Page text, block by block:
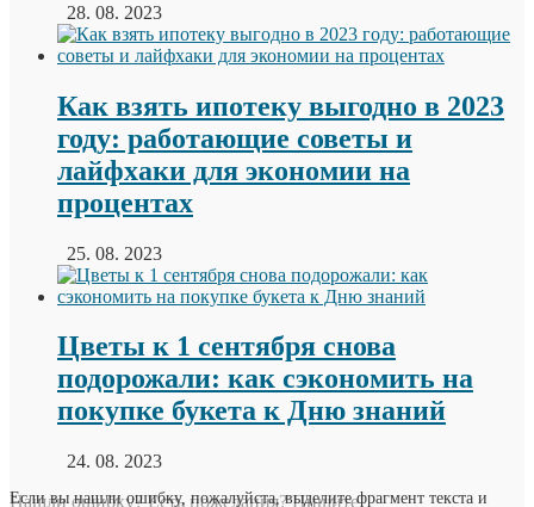
28. 08. 2023
Как взять ипотеку выгодно в 2023
году: работающие советы и
лайфхаки для экономии на
процентах
25. 08. 2023
Цветы к 1 сентября снова
подорожали: как сэкономить на
покупке букета к Дню знаний
24. 08. 2023
Нашли ошибку? Есть пожелания? Пишите!
Если вы нашли ошибку, пожалуйста, выделите фрагмент текста и